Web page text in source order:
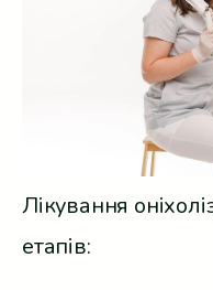
Лікування
етапів: